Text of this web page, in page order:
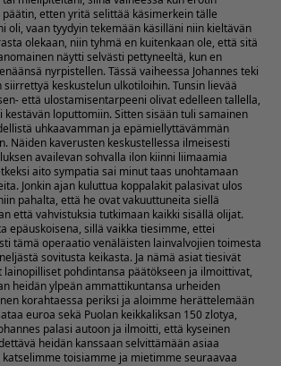
etten yritä selittää käsimerkein tälle
oli, vaan tyydyin tekemään käsilläni niin kieltävän
olekaan, niin tyhmä en kuitenkaan ole, että sitä
näytti selvästi pettyneeltä, kun en
nyrpistellen. Tässä vaiheessa Johannes teki
keskustelun ulkotiloihin. Tunsin lievää
että ulostamisentarpeeni olivat edelleen tallella,
loputtomiin. Sitten sisään tuli samainen
uhkaavamman ja epämiellyttävämmän
Näiden kaverusten keskustellessa ilmeisesti
availevan sohvalla ilon kiinni liimaamia
aito sympatia sai minut taas unohtamaan
Jonkin ajan kuluttua koppalakit palasivat ulos
pahalta, että he ovat vakuuttuneita siellä
että vahvistuksia tutkimaan kaikki sisällä olijat.
epäuskoisena, sillä vaikka tiesimme, ettei
tämä operaatio venäläisten lainvalvojien toimesta
sovitusta keikasta. Ja nämä asiat tiesivät
pohdintansa päätökseen ja ilmoittivat,
heidän ylpeän ammattikuntansa urheiden
korahtaessa periksi ja aloimme herättelemään
euroa sekä Puolan keikkaliksan 150 zlotya,
palasi autoon ja ilmoitti, että kyseinen
heidän kanssaan selvittämään asiaa
toisiamme ja mietimme seuraavaa